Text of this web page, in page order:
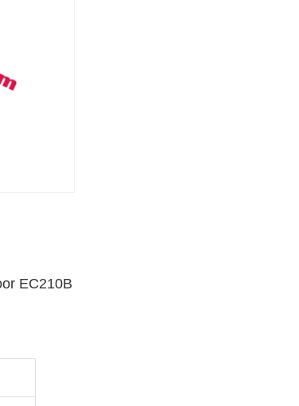
EC210B